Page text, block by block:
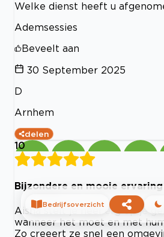
Welke dienst heeft u
Ademsessies
Beveelt aan
30 September 2025
D
Arnhem
delen
10
Bijzondere en mooie ervaring
Aisha stelt je heel erg op je
wanneer het moet en met
Zo creeert ze snel een
Bedrijfsoverzicht